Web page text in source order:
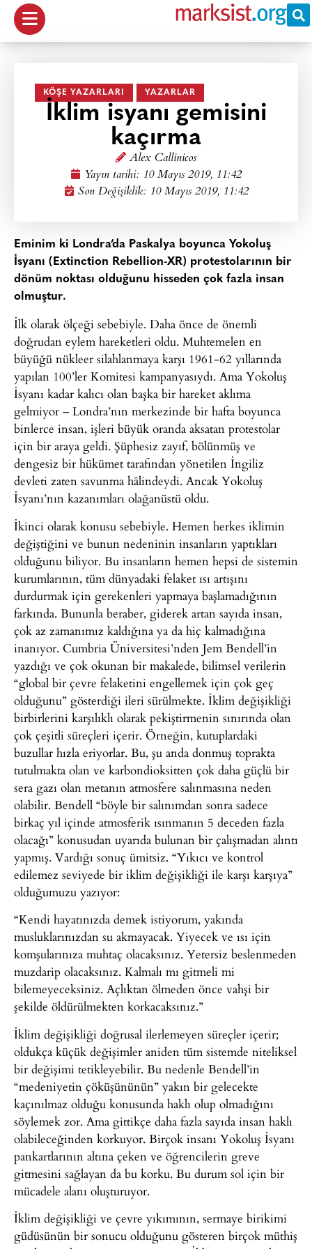
KÖŞE YAZARLARI YAZARLAR
İklim isyanı gemisini
kaçırma
Alex Callinicos
Yayın tarihi: 10 Mayıs 2019, 11:42
Son Değişiklik: 10 Mayıs 2019, 11:42
Eminim ki Londra’da Paskalya boyunca Yokoluş
İsyanı (Extinction Rebellion-XR) protestolarının bir
dönüm noktası olduğunu hisseden çok fazla insan
olmuştur.
İlk olarak ölçeği sebebiyle. Daha önce de önemli
doğrudan eylem hareketleri oldu. Muhtemelen en
büyüğü nükleer silahlanmaya karşı 1961-62 yıllarında
yapılan 100’ler Komitesi kampanyasıydı. Ama Yokoluş
İsyanı kadar kalıcı olan başka bir hareket aklıma
gelmiyor – Londra’nın merkezinde bir hafta boyunca
binlerce insan, işleri büyük oranda aksatan protestolar
için bir araya geldi. Şüphesiz zayıf, bölünmüş ve
dengesiz bir hükümet tarafından yönetilen İngiliz
devleti zaten savunma hâlindeydi. Ancak Yokoluş
İsyanı’nın kazanımları olağanüstü oldu.
İkinci olarak konusu sebebiyle. Hemen herkes iklimin
değiştiğini ve bunun nedeninin insanların yaptıkları
olduğunu biliyor. Bu insanların hemen hepsi de sistemin
kurumlarının, tüm dünyadaki felaket ısı artışını
durdurmak için gerekenleri yapmaya başlamadığının
farkında. Bununla beraber, giderek artan sayıda insan,
çok az zamanımız kaldığına ya da hiç kalmadığına
inanıyor. Cumbria Üniversitesi’nden Jem Bendell’in
yazdığı ve çok okunan bir makalede, bilimsel verilerin
“global bir çevre felaketini engellemek için çok geç
olduğunu” gösterdiği ileri sürülmekte. İklim değişikliği
birbirlerini karşılıklı olarak pekiştirmenin sınırında olan
çok çeşitli süreçleri içerir. Örneğin, kutuplardaki
buzullar hızla eriyorlar. Bu, şu anda donmuş toprakta
tutulmakta olan ve karbondioksitten çok daha güçlü bir
sera gazı olan metanın atmosfere salınmasına neden
olabilir. Bendell “böyle bir salınımdan sonra sadece
birkaç yıl içinde atmosferik ısınmanın 5 deceden fazla
olacağı” konusudan uyarıda bulunan bir çalışmadan alıntı
yapmış. Vardığı sonuç ümitsiz. “Yıkıcı ve kontrol
edilemez seviyede bir iklim değişikliği ile karşı karşıya”
olduğumuzu yazıyor:
“Kendi hayatınızda demek istiyorum, yakında
musluklarınızdan su akmayacak. Yiyecek ve ısı için
komşularınıza muhtaç olacaksınız. Yetersiz beslenmeden
muzdarip olacaksınız. Kalmalı mı gitmeli mi
bilemeyeceksiniz. Açlıktan ölmeden önce vahşi bir
şekilde öldürülmekten korkacaksınız.”
İklim değişikliği doğrusal ilerlemeyen süreçler içerir;
oldukça küçük değişimler aniden tüm sistemde niteliksel
bir değişimi tetikleyebilir. Bu nedenle Bendell’in
“medeniyetin çöküşününün” yakın bir gelecekte
kaçınılmaz olduğu konusunda haklı olup olmadığını
söylemek zor. Ama gittikçe daha fazla sayıda insan haklı
olabileceğinden korkuyor. Birçok insanı Yokoluş İsyanı
pankartlarının altına çeken ve öğrencilerin greve
gitmesini sağlayan da bu korku. Bu durum sol için bir
mücadele alanı oluşturuyor.
İklim değişikliği ve çevre yıkımının, sermaye birikimi
güdüsünün bir sonucu olduğunu gösteren birçok müthiş